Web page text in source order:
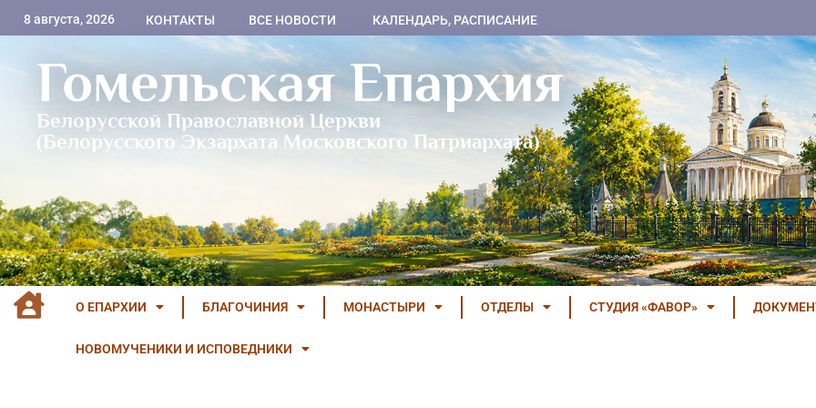
8 августа, 2026 КОНТАКТЫ ВСЕ НОВОСТИ КАЛЕНДАРЬ, РАСПИСАНИЕ
Гомельская Епархия
Белорусской Православной Церкви
(Белорусского Экзархата Московского Патриархата)
О ЕПАРХИИ БЛАГОЧИНИЯ МОНАСТЫРИ ОТДЕЛЫ СТУДИЯ «ФАВОР»
НОВОМУЧЕНИКИ И ИСПОВЕДНИКИ